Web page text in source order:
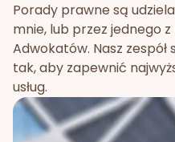
Porady prawne są
mnie, lub przez jednego
Adwokatów. Nasz
tak, aby zapewnić
usług.